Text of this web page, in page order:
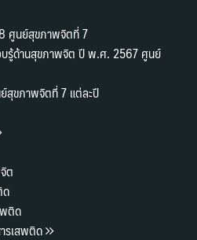
ศูนย์สุขภาพจิตที่ 7
บรู้ด้านสุขภาพจิต ปี พ.ศ. 2567 ศูนย์
สุขภาพจิตที่ 7 แต่ละปี
ต
ติด
รเสพติด